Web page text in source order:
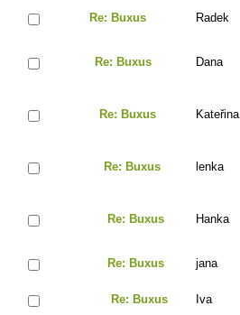
Re: Buxus Radek
Re: Buxus Dana
Re: Buxus Kateřina
Re: Buxus lenka
Re: Buxus Hanka
Re: Buxus jana
Re: Buxus Iva